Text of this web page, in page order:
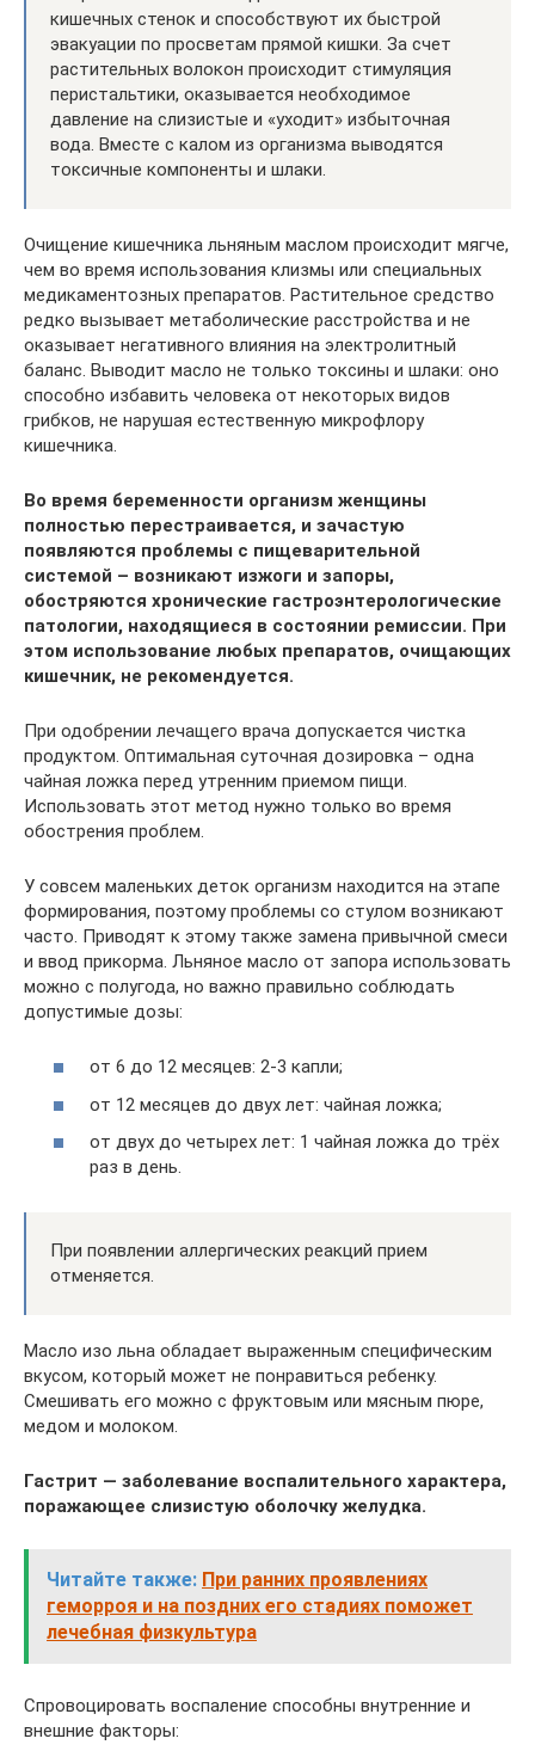
кишечных стенок и способствуют их быстрой
эвакуации по просветам прямой кишки. За счет
растительных волокон происходит стимуляция
перистальтики, оказывается необходимое
давление на слизистые и «уходит» избыточная
вода. Вместе с калом из организма выводятся
токсичные компоненты и шлаки.
Очищение кишечника льняным маслом происходит мягче,
чем во время использования клизмы или специальных
медикаментозных препаратов. Растительное средство
редко вызывает метаболические расстройства и не
оказывает негативного влияния на электролитный
баланс. Выводит масло не только токсины и шлаки: оно
способно избавить человека от некоторых видов
грибков, не нарушая естественную микрофлору
кишечника.
Во время беременности организм женщины
полностью перестраивается, и зачастую
появляются проблемы с пищеварительной
системой – возникают изжоги и запоры,
обостряются хронические гастроэнтерологические
патологии, находящиеся в состоянии ремиссии. При
этом использование любых препаратов, очищающих
кишечник, не рекомендуется.
При одобрении лечащего врача допускается чистка
продуктом. Оптимальная суточная дозировка – одна
чайная ложка перед утренним приемом пищи.
Использовать этот метод нужно только во время
обострения проблем.
У совсем маленьких деток организм находится на этапе
формирования, поэтому проблемы со стулом возникают
часто. Приводят к этому также замена привычной смеси
и ввод прикорма. Льняное масло от запора использовать
можно с полугода, но важно правильно соблюдать
допустимые дозы:
от 6 до 12 месяцев: 2-3 капли;
от 12 месяцев до двух лет: чайная ложка;
от двух до четырех лет: 1 чайная ложка до трёх
раз в день.
При появлении аллергических реакций прием
отменяется.
Масло изо льна обладает выраженным специфическим
вкусом, который может не понравиться ребенку.
Смешивать его можно с фруктовым или мясным пюре,
медом и молоком.
Гастрит — заболевание воспалительного характера,
поражающее слизистую оболочку желудка.
Читайте также: При ранних проявлениях
геморроя и на поздних его стадиях поможет
лечебная физкультура
Спровоцировать воспаление способны внутренние и
внешние факторы: